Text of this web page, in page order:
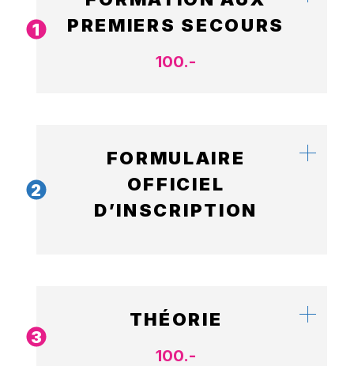
1
PREMIERS SECOURS
100.-
2
FORMULAIRE
OFFICIEL
D’INSCRIPTION
3
THÉORIE
100.-